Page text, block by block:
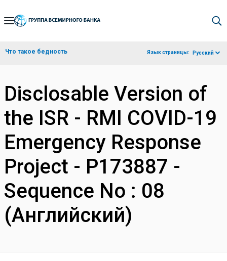
Skip
Navigation
Что такое бедность Язык страницы: Русский
Disclosable Version of
the ISR - RMI COVID-19
Emergency Response
Project - P173887 -
Sequence No : 08
(Английский)